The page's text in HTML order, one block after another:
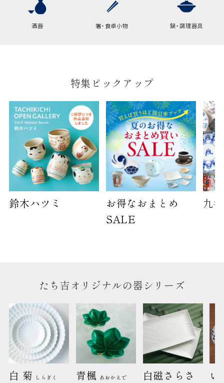
酒器 箸・食卓小物 鍋・調理器具
特集ピックアップ
鈴木ハツミ
お得なおまとめ
SALE
九
たち吉オリジナルの器シリーズ
白 菊 しらぎく 青楓 あおかえで 白磁さらさ
い